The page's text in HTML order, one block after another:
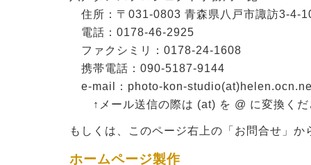
住所：〒031-0803 青森県八戸市諏訪3-4-
電話：0178-46-2925
ファクシミリ：0178-24-1608
携帯電話：090-5187-9144
e-mail：photo-kon-
↑メール送信の際は (at) を @ に変換くだ
もしくは、このページ右上の「お問合せ」か
ホームページ製作